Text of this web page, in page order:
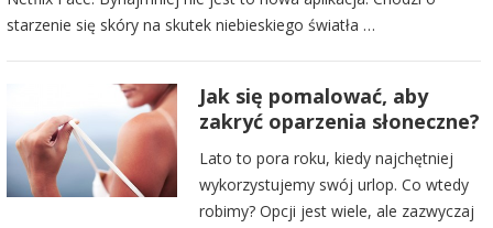
starzenie się skóry na skutek niebieskiego światła …
Jak się pomalować, aby
zakryć oparzenia słoneczne?
Lato to pora roku, kiedy najchętniej
wykorzystujemy swój urlop. Co wtedy
robimy? Opcji jest wiele, ale zazwyczaj